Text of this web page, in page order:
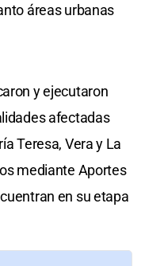
áreas urbanas
y ejecutaron
afectadas
Teresa, Vera y La
mediante Aportes
en su etapa